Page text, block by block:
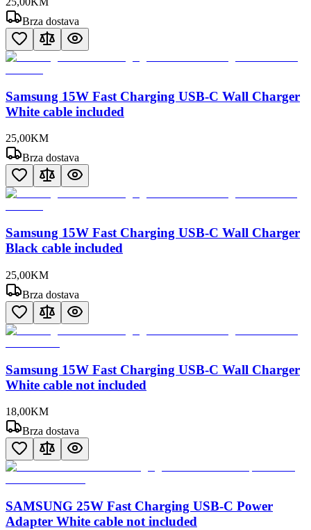
Brza dostava
Samsung 15W Fast Charging USB-C Wall Charger
White cable included
25,00KM
Brza dostava
Samsung 15W Fast Charging USB-C Wall Charger
Black cable included
25,00KM
Brza dostava
Samsung 15W Fast Charging USB-C Wall Charger
White cable not included
18,00KM
Brza dostava
SAMSUNG 25W Fast Charging USB-C Power
Adapter White cable not included